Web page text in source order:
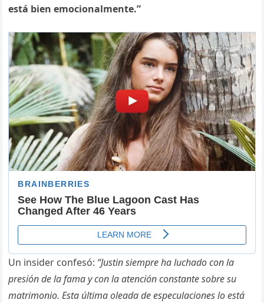
está bien emocionalmente.”
Un insider confesó: “Justin siempre ha luchado con la
presión de la fama y con la atención constante sobre su
matrimonio. Esta última oleada de especulaciones lo está